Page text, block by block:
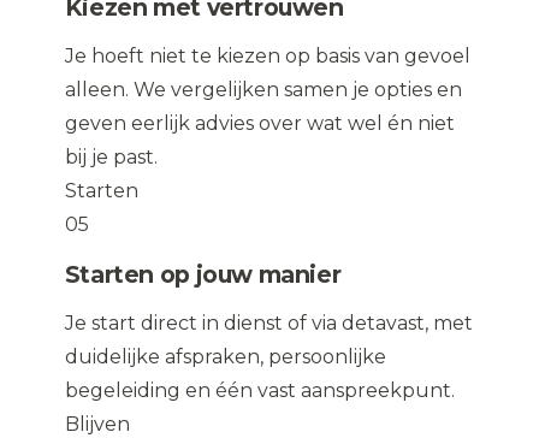
Kiezen met vertrouwen
Je hoeft niet te kiezen op basis van gevoel
alleen. We vergelijken samen je opties en
geven eerlijk advies over wat wel én niet
bij je past.
Starten
05
Starten op jouw manier
Je start direct in dienst of via detavast, met
duidelijke afspraken, persoonlijke
begeleiding en één vast aanspreekpunt.
Blijven